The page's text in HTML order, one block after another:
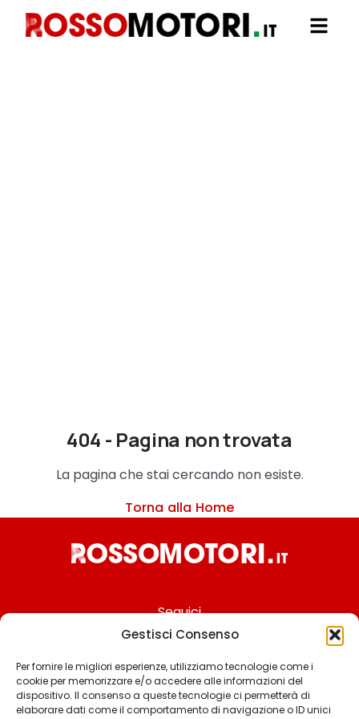
Gestisci Consenso
Per fornire le migliori esperienze, utilizziamo tecnologie come i
cookie per memorizzare e/o accedere alle informazioni del
dispositivo. Il consenso a queste tecnologie ci permetterà di
elaborare dati come il comportamento di navigazione o ID unici
404 - Pagina non trovata
La pagina che stai cercando non esiste.
Torna alla Home
Seguici
Chi siamo